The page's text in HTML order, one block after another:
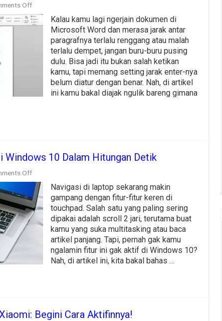
Offon
Jarak
Enter
Terlalu
Word?
Solusinya
Kalau kamu lagi ngerjain dokumen di
Microsoft Word dan merasa jarak antar
paragrafnya terlalu renggang atau malah
terlalu dempet, jangan buru-buru pusing
dulu. Bisa jadi itu bukan salah ketikan
kamu, tapi memang setting jarak enter-nya
belum diatur dengan benar. Nah, di artikel
ini kamu bakal diajak ngulik bareng gimana
10 Dalam Hitungan Detik
Offon
Aktifkan
Fitur
Scroll
2
Jari
Windows
Hitungan
Navigasi di laptop sekarang makin
gampang dengan fitur-fitur keren di
touchpad. Salah satu yang paling sering
dipakai adalah scroll 2 jari, terutama buat
kamu yang suka multitasking atau baca
artikel panjang. Tapi, pernah gak kamu
ngalamin fitur ini gak aktif di Windows 10?
Nah, di artikel ini, kita bakal bahas …
Begini Cara Aktifinnya!